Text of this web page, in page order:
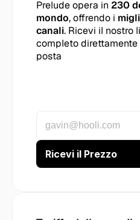
Prelude opera in 230
mondo, offrendo i
canali. Ricevi il nostro
completo
posta